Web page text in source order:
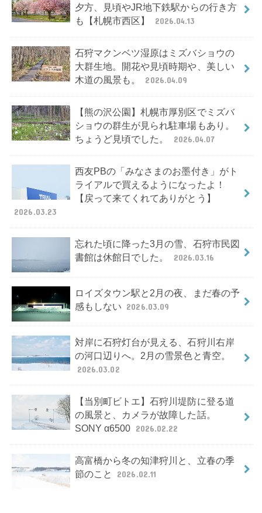
夕方、見頃やJR地下鉄駅からの行き方
も【札幌市西区】
2026.04.13
石狩マクンベツ湿原はミズバショウの
大群生地。開花や見頃時期や、美しい
木道の風景も。
2026.04.09
【熊の沢公園】札幌市厚別区でミズバ
ショウの群生が見られ駐車場もあり。
ちょうど見頃でした。
2026.04.07
西友PBの「みなさまのお墨付き」がト
ライアルで買えるようになったよ！
【戻って来てくれてありがとう】
2026.03.23
忘れた頃に降った3月の雪、石狩市民図
書館は休館日でした。
2026.03.16
ロイズタウン駅と2月の夜、まだ春の予
感もしない 2026.03.09
対岸に石狩灯台が見える、石狩川右岸
の河口辺りへ。2月の雪景色と青空。
2026.03.02
【当別町ビトエ】石狩川堤防に登る道
の風景と、カメラが故障した話。
SONY α6500 2026.02.22
高富橋から冬の知津狩川と、立春の季
節のこと
2026.02.11